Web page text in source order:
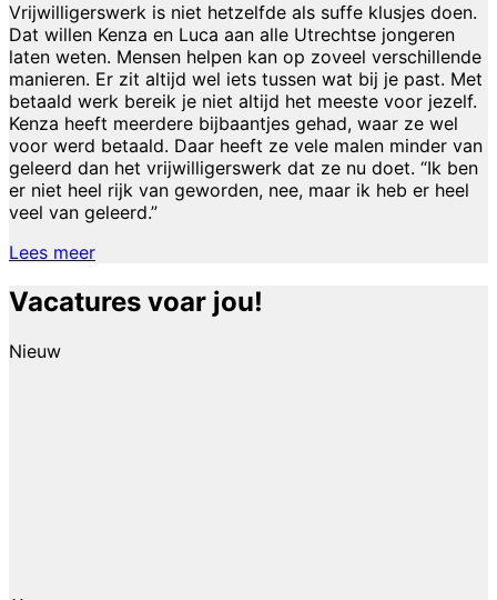
Vrijwilligerswerk is niet hetzelfde als suffe klusjes doen.
Dat willen Kenza en Luca aan alle Utrechtse jongeren
laten weten. Mensen helpen kan op zoveel verschillende
manieren. Er zit altijd wel iets tussen wat bij je past. Met
betaald werk bereik je niet altijd het meeste voor jezelf.
Kenza heeft meerdere bijbaantjes gehad, waar ze wel
voor werd betaald. Daar heeft ze vele malen minder van
geleerd dan het vrijwilligerswerk dat ze nu doet. “Ik ben
er niet heel rijk van geworden, nee, maar ik heb er heel
veel van geleerd.”
Lees meer
Vacatures voar jou!
Nieuw